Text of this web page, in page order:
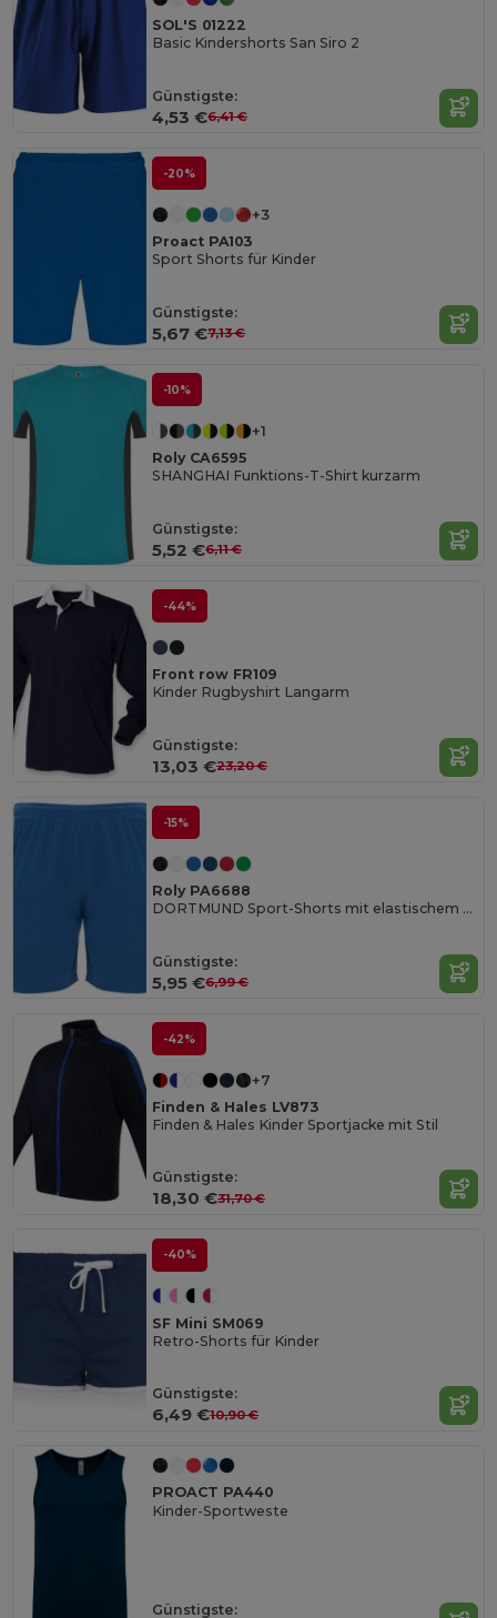
SOL'S 01222
Basic Kindershorts San Siro 2
Günstigste:
4,53 €6,41 €
-20%
+3
Proact PA103
Sport Shorts für Kinder
Günstigste:
5,67 €7,13 €
-10%
+1
Roly CA6595
SHANGHAI Funktions-T-Shirt kurzarm
Günstigste:
5,52 €6,11 €
-44%
Front row FR109
Kinder Rugbyshirt Langarm
Günstigste:
13,03 €23,20 €
-15%
Roly PA6688
DORTMUND Sport-Shorts mit elastischem Bund und innenliegendem Kordelzug und Sicherheitsnähten
Günstigste:
5,95 €6,99 €
-42%
+7
Finden & Hales LV873
Finden & Hales Kinder Sportjacke mit Stil
Günstigste:
18,30 €31,70 €
-40%
SF Mini SM069
Retro-Shorts für Kinder
Günstigste:
6,49 €10,90 €
PROACT PA440
Kinder-Sportweste
Günstigste: